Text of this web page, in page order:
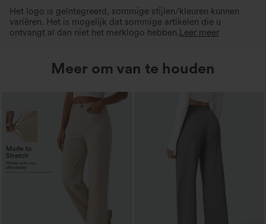
Het logo is geïntegreerd, sommige stijlen/kleuren kunnen
variëren. Het is mogelijk dat sommige artikelen die u
ontvangt al dan niet het merklogo hebben. Leer meer
Meer om van te houden